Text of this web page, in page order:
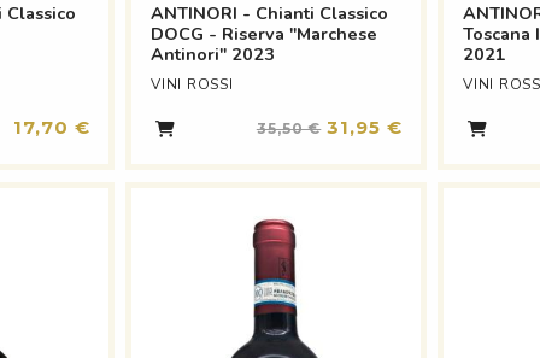
17,70 €
ANTINORI - Chianti Classico
DOCG - Riserva "Marchese
Antinori" 2023
VINI ROSSI
35,50 € 31,95 €
2021
VINI